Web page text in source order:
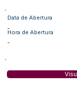
Data de Abertura
-
Hora de Abertura
-